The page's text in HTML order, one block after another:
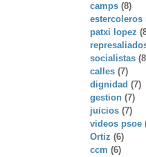
camps (8)
estercoleros
patxi lopez
socialistas
calles (7)
dignidad (7)
gestion (7)
juicios (7)
videos psoe
Ortiz (6)
ccm (6)